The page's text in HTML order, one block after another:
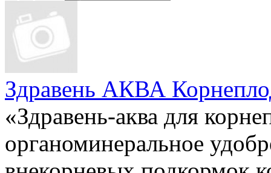
Здравень АКВА
«Здравень-аква для
органоминеральное